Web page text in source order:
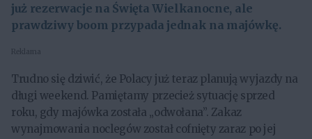
już rezerwacje na Święta Wielkanocne, ale
prawdziwy boom przypada jednak na majówkę.
Reklama
Trudno się dziwić, że Polacy już teraz planują wyjazdy na
długi weekend. Pamiętamy przecież sytuację sprzed
roku, gdy majówka została „odwołana”. Zakaz
wynajmowania noclegów został cofnięty zaraz po jej